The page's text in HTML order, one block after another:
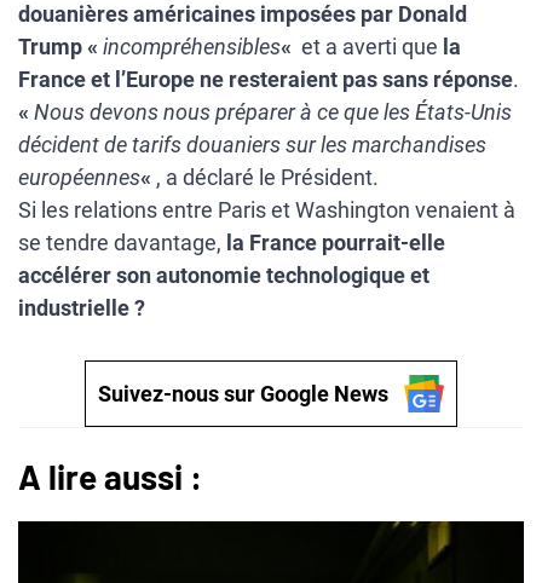
douanières américaines imposées par Donald
Trump « incompréhensibles« et a averti que la
France et l’Europe ne resteraient pas sans réponse.
« Nous devons nous préparer à ce que les États-Unis
décident de tarifs douaniers sur les marchandises
européennes« , a déclaré le Président.
Si les relations entre Paris et Washington venaient à
se tendre davantage, la France pourrait-elle
accélérer son autonomie technologique et
industrielle ?
Suivez-nous sur Google News
A lire aussi :